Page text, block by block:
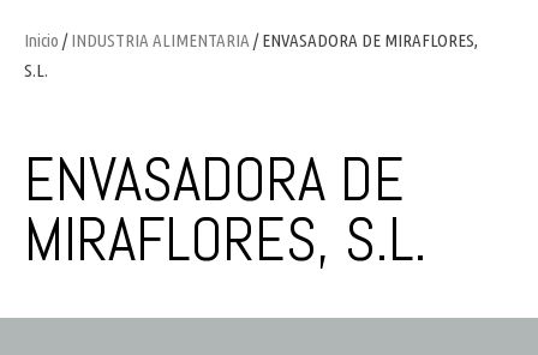
Inicio /INDUSTRIA ALIMENTARIA / ENVASADORA DE MIRAFLORES,
S.L.
ENVASADORA DE
MIRAFLORES, S.L.